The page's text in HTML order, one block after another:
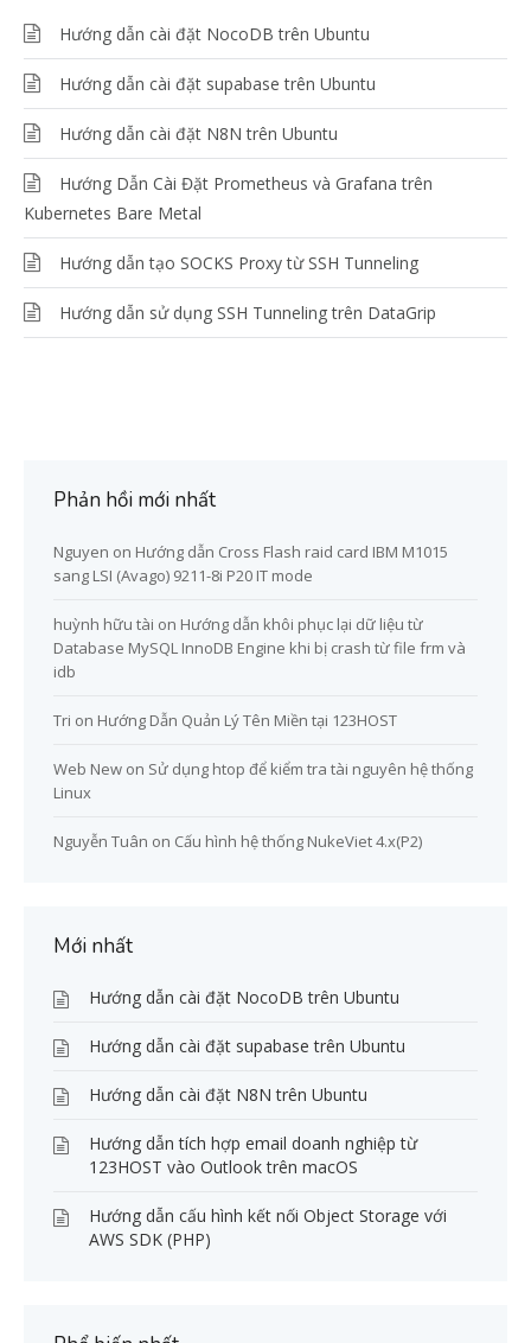
Hướng dẫn cài đặt NocoDB trên Ubuntu
Hướng dẫn cài đặt supabase trên Ubuntu
Hướng dẫn cài đặt N8N trên Ubuntu
Hướng Dẫn Cài Đặt Prometheus và Grafana trên
Kubernetes Bare Metal
Hướng dẫn tạo SOCKS Proxy từ SSH Tunneling
Hướng dẫn sử dụng SSH Tunneling trên DataGrip
Phản hồi mới nhất
Nguyen on Hướng dẫn Cross Flash raid card IBM M1015
sang LSI (Avago) 9211-8i P20 IT mode
huỳnh hữu tài on Hướng dẫn khôi phục lại dữ liệu từ
Database MySQL InnoDB Engine khi bị crash từ file frm và
idb
Tri on Hướng Dẫn Quản Lý Tên Miền tại 123HOST
Web New on Sử dụng htop để kiểm tra tài nguyên hệ thống
Linux
Nguyễn Tuân on Cấu hình hệ thống NukeViet 4.x(P2)
Mới nhất
Hướng dẫn cài đặt NocoDB trên Ubuntu
Hướng dẫn cài đặt supabase trên Ubuntu
Hướng dẫn cài đặt N8N trên Ubuntu
Hướng dẫn tích hợp email doanh nghiệp từ
123HOST vào Outlook trên macOS
Hướng dẫn cấu hình kết nối Object Storage với
AWS SDK (PHP)